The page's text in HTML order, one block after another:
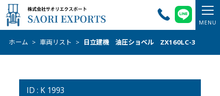
ホーム > 車両リスト > 日立建機 油圧ショベル ZX160LC-3
ID : K 1993